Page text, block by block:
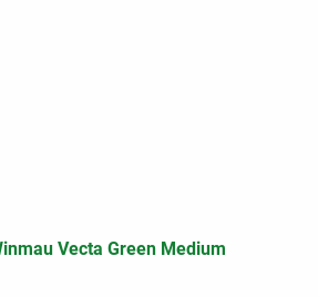
Vecta Green Medium